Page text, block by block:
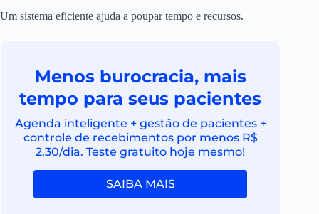
Um sistema eficiente ajuda a poupar tempo e recursos.
Menos burocracia, mais
tempo para seus pacientes
Agenda inteligente + gestão de pacientes +
controle de recebimentos por menos R$
2,30/dia. Teste gratuito hoje mesmo!
SAIBA MAIS